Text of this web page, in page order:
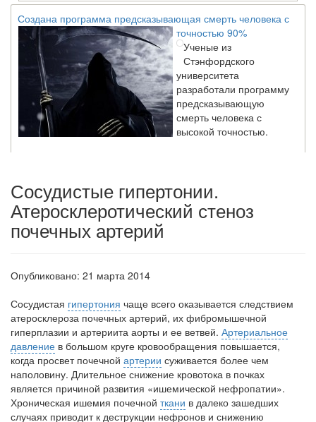
Создана программа предсказывающая смерть человека с
точностью 90%
Ученые из
Стэнфордского
университета
разработали программу
предсказывающую
смерть человека с
высокой точностью.
россиян в два раза
Глава Минздрава РФ
Вероника Скворцова
заявила об этом на
встрече с журналистами ведущих...
Местная анестезия развивает кардиотоксичность
Федеральная служба по
надзору в сфере
здравоохранения озвучила
тревожную статистику. Она
Сосудистые гипертонии.
Атеросклеротический стеноз
почечных артерий
Опубликовано: 21 марта 2014
Сосудистая гипертония чаще всего оказывается следствием
атероскле­роза почечных артерий, их фибромышечной
гиперплазии и артериита аорты и ее ветвей. Артериальное
давление в большом круге кровооб­ращения повышается,
когда просвет почечной артерии суживается бо­лее чем
наполовину. Длительное снижение кровотока в почках
является причиной развития «ишемической нефропатии».
Хроническая ишемия почечной ткани в далеко зашедших
случаях приводит к деструкции нефронов и снижению